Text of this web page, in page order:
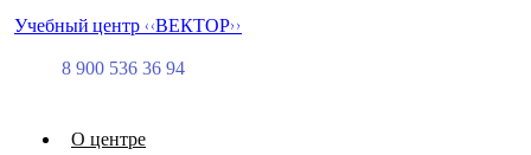
Учебный центр <<ВЕКТОР>>
8 900 536 36 94
О центре